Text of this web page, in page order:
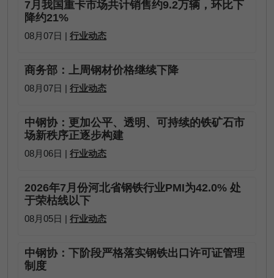
7月我国重卡市场共计销售约9.2万辆，环比下
降约21%
08月07日 | 行业动态
商务部：上周钢材价格继续下降
08月07日 | 行业动态
中钢协：更加公平、透明、可持续的铁矿石市
场新秩序正逐步构建
08月06日 | 行业动态
2026年7月份河北省钢铁行业PMI为42.0% 处
于荣枯线以下
08月05日 | 行业动态
中钢协：下阶段严格落实钢铁出口许可证管理
制度